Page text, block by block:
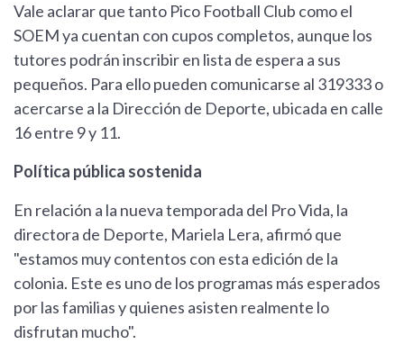
Vale aclarar que tanto Pico Football Club como el
SOEM ya cuentan con cupos completos, aunque los
tutores podrán inscribir en lista de espera a sus
pequeños. Para ello pueden comunicarse al 319333 o
acercarse a la Dirección de Deporte, ubicada en calle
16 entre 9 y 11.
Política pública sostenida
En relación a la nueva temporada del Pro Vida, la
directora de Deporte, Mariela Lera, afirmó que
"estamos muy contentos con esta edición de la
colonia. Este es uno de los programas más esperados
por las familias y quienes asisten realmente lo
disfrutan mucho".